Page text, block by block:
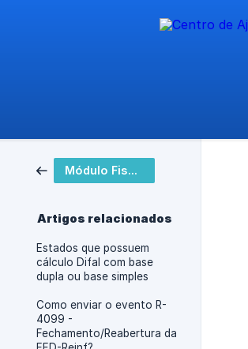
Módulo Fiscal
Artigos relacionados
Estados que possuem
cálculo Difal com base
dupla ou base simples
Como enviar o evento R-
4099 -
Fechamento/Reabertura da